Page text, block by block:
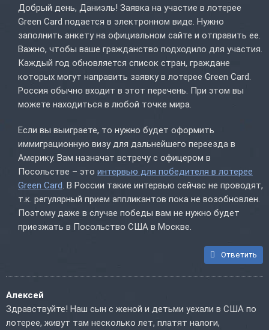
Добрый день, Даниэль! Заявка на участие в лотерее
Green Card подается в электронном виде. Нужно
заполнить анкету на официальном сайте и отправить ее.
Важно, чтобы ваше гражданство подходило для участия.
Каждый год обновляется список стран, граждане
которых могут направить заявку в лотерее Green Card.
Россия обычно входит в этот перечень. При этом вы
можете находиться в любой точке мира.
Если вы выиграете, то нужно будет оформить
иммиграционную визу для дальнейшего переезда в
Америку. Вам назначат встречу с офицером в
Посольстве – это интервью для победителя в лотерее
Green Card. В России такие интервью сейчас не проводят,
т.к. регулярный прием аппликантов пока не возобновлен.
Поэтому даже в случае победы вам не нужно будет
приезжать в Посольство США в Москве.
Ответить
Алексей
Здравствуйте! Наш сын с женой и детьми уехали в США по
лотерее, живут там несколько лет, платят налоги,